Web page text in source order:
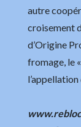
autre
croisement
d’Origine
fromage, le